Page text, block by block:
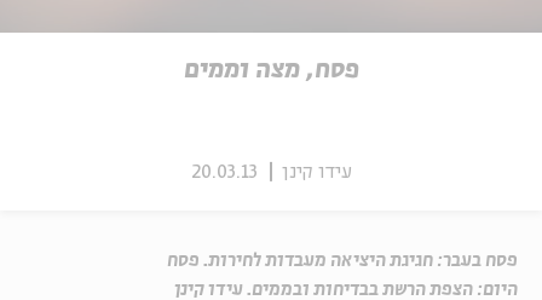
פסח, מצה וממים
עידו קינן 20.03.13
פסח בעבר: חגיגת היציאה מעבדות לחירות. פסח
היום: הצפת הרשת בבדיחות ובממים. עידו קינן